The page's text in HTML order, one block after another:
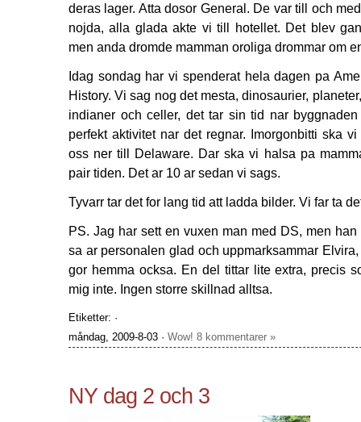
deras lager. Atta dosor General. De var till och
nojda, alla glada akte vi till hotellet. Det blev
men anda dromde mamman oroliga drommar om
Idag sondag har vi spenderat hela dagen pa
History. Vi sag nog det mesta, dinosaurier,
indianer och celler, det tar sin tid nar
perfekt aktivitet nar det regnar. Imorgonbitti ska
oss ner till Delaware. Dar ska vi halsa pa
pair tiden. Det ar 10 ar sedan vi sags.
Tyvarr tar det for lang tid att ladda bilder. Vi far ta
PS. Jag har sett en vuxen man med DS, men
sa ar personalen glad och uppmarksammar
gor hemma ocksa. En del tittar lite extra, precis
mig inte. Ingen storre skillnad alltsa.
Etiketter: ·
måndag, 2009-8-03 · Wow! 8 kommentarer »
NY dag 2 och 3